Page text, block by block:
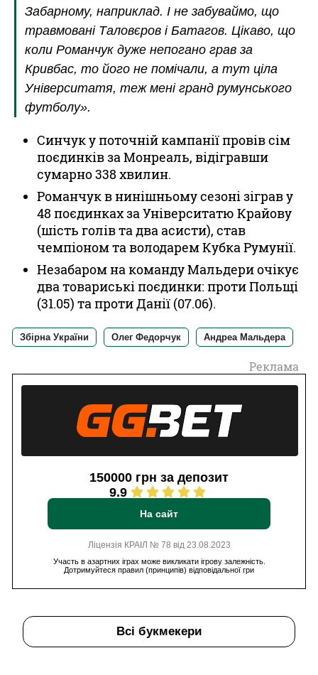
Забарному, наприклад. І не забуваймо, що
травмовані Таловєров і Батагов. Цікаво, що
коли Романчук дуже непогано грав за
Кривбас, то його не помічали, а тут ціла
Університатя, теж мені гранд румунського
футболу».
Синчук у поточній кампанії провів сім
поєдинків за Монреаль, відігравши
сумарно 338 хвилин.
Романчук в нинішньому сезоні зіграв у
48 поєдинках за Університатю Крайову
(шість голів та два асисти), став
чемпіоном та володарем Кубка Румунії.
Незабаром на команду Мальдери очікує
два товариські поєдинки: проти Польщі
(31.05) та проти Данії (07.06).
Збірна України Олег Федорчук Андреа Мальдера
Реклама
150000 грн за депозит
9.9
На сайт
Ліцензія КРАІЛ № 78 від 23.08.2023
Участь в азартних іграх може викликати ігрову залежність.
Дотримуйтеся правил (принципів) відповідальної гри
Всі букмекери